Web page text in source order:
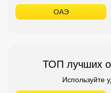
ОАЭ
ТОП лучших
Используйте